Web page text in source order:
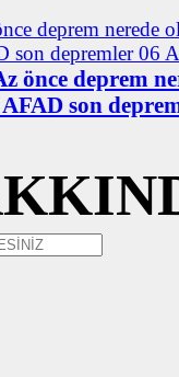
önce deprem
son